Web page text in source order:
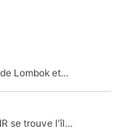
Lombok et
se trouve l'île